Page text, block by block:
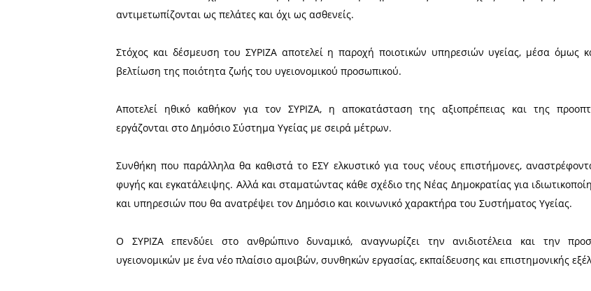
Στις συναντήσεις με την Διοίκηση και το Προσωπικό έγινε
Δομών Υγείας του νομού μας, τα προβλήματα και τις ελλείψεις.
Κοινό αίτημα όλων η αναγκαιότητα για στελέχωση με μόνιμες
προσωπικού, σε όλες τις δομές Υγείας, με προσλήψεις οδηγών και
αναβάθμιση των εγκαταστάσεων τους.
Ιδιαίτερη αναφορά έγινε για το Νέο Νοσοκομείο Σπάρτης με το
αναγκαιότητα της ολοκλήρωσης της ανέγερσης του Νέου Νοσοκομείου
με κυβέρνηση ΣΥΡΙΖΑ.